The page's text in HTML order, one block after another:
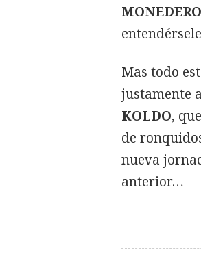
Mas todo
justamente
KOLDO,
de
nueva
anterior…